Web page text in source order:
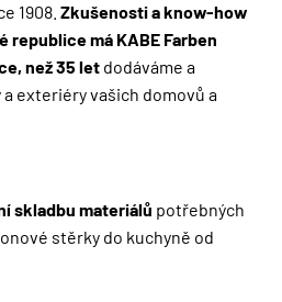
1908. Zkušenosti a know-how
republice má KABE Farben
než 35 let dodáváme a
exteriéry vašich domovů a
skladbu materiálů potřebných
stěrky do kuchyně od